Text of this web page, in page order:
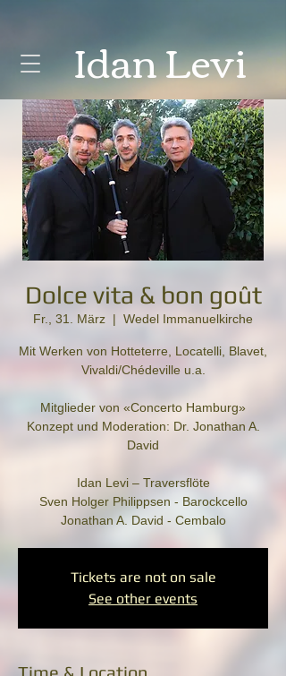
IdanLevi
Dolce vita & bon goût
Fr., 31. März
  |
Wedel Immanuelkirche
Mit Werken von Hotteterre, Locatelli, Blavet,
Vivaldi/Chédeville u.a.
Mitglieder von «Concerto Hamburg»
Konzept und Moderation: Dr. Jonathan A.
David
Idan Levi – Traversflöte
Sven Holger Philippsen - Barockcello
Jonathan A. David - Cembalo
Tickets are not on sale
See other events